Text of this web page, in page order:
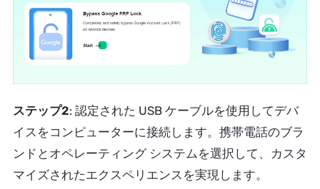
ステップ2: 認定された USB ケーブルを使用してデバ
イスをコンピューターに接続します。携帯電話のブラ
ンドとオペレーティング システムを選択して、カスタ
マイズされたエクスペリエンスを実現します。